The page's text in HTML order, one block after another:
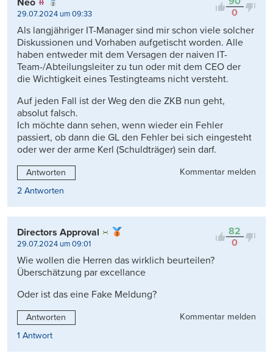
0
Neo
29.07.2024 um 09:33
Als langjähriger IT-Manager sind mir schon viele solcher
Diskussionen und Vorhaben aufgetischt worden. Alle
haben entweder mit dem Versagen der naiven IT-
Team-/Abteilungsleiter zu tun oder mit dem CEO der
die Wichtigkeit eines Testingteams nicht versteht.
Auf jeden Fall ist der Weg den die ZKB nun geht,
absolut falsch.
Ich möchte dann sehen, wenn wieder ein Fehler
passiert, ob dann die GL den Fehler bei sich eingesteht
oder wer der arme Kerl (Schuldträger) sein darf.
Antworten
Kommentar melden
2 Antworten
82
0
Directors Approval
29.07.2024 um 09:01
Wie wollen die Herren das wirklich beurteilen?
Überschätzung par excellance
Oder ist das eine Fake Meldung?
Antworten
Kommentar melden
1 Antwort